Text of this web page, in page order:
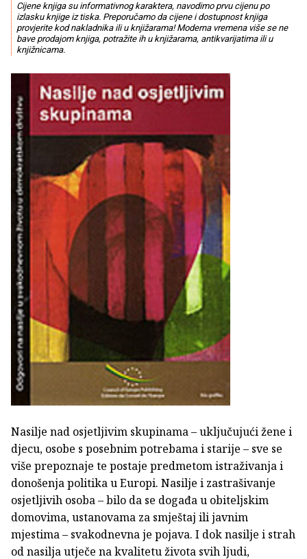
Cijene knjiga su informativnog karaktera, navodimo prvu cijenu po
izlasku knjige iz tiska. Preporučamo da cijene i dostupnost knjiga
provjerite kod nakladnika ili u knjižarama! Moderna vremena više se ne
bave prodajom knjiga, potražite ih u knjižarama, antikvarijatima ili u
knjižnicama.
Nasilje nad osjetljivim skupinama – uključujući žene i
djecu, osobe s posebnim potrebama i starije – sve se
više prepoznaje te postaje predmetom istraživanja i
donošenja politika u Europi. Nasilje i zastrašivanje
osjetljivih osoba – bilo da se događa u obiteljskim
domovima, ustanovama za smještaj ili javnim
mjestima – svakodnevna je pojava. I dok nasilje i strah
od nasilja utječe na kvalitetu života svih ljudi,